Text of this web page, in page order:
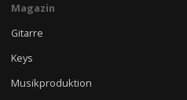
Magazin
Gitarre
Keys
Musikproduktion